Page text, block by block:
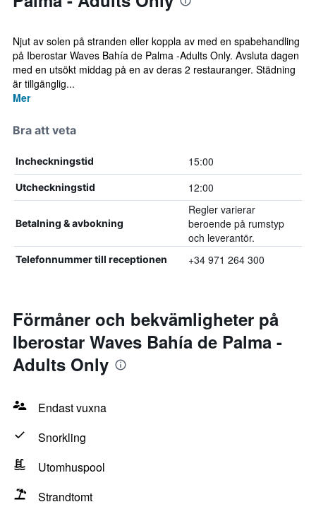
Njut av solen på stranden eller koppla av med en spabehandling
på Iberostar Waves Bahía de Palma -Adults Only. Avsluta dagen
med en utsökt middag på en av deras 2 restauranger. Städning
är tillgänglig...
Mer
Bra att veta
Incheckningstid 15:00
Utcheckningstid 12:00
Betalning & avbokning
Regler varierar
beroende på rumstyp
och leverantör.
Telefonnummer till receptionen +34 971 264 300
Förmåner och bekvämligheter på
Iberostar Waves Bahía de Palma -
Adults Only
Endast vuxna
Snorkling
Utomhuspool
Strandtomt